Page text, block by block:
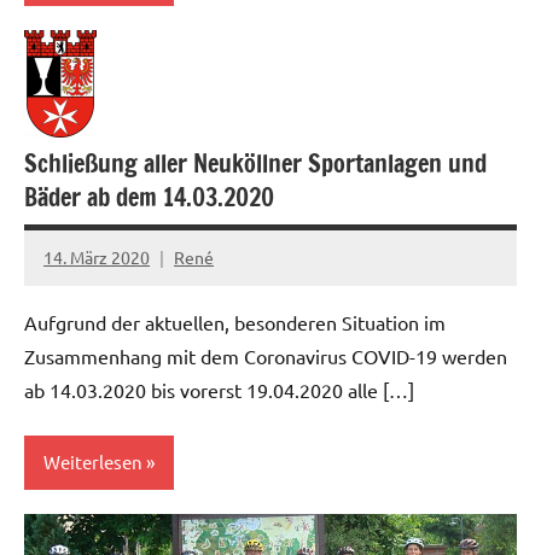
Schließung aller Neuköllner Sportanlagen und
Bäder ab dem 14.03.2020
14. März 2020 René
Aufgrund der aktuellen, besonderen Situation im
Zusammenhang mit dem Coronavirus COVID-19 werden
ab 14.03.2020 bis vorerst 19.04.2020 alle […]
Weiterlesen